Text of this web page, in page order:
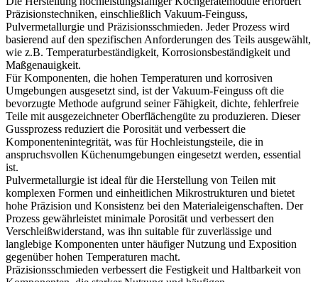
Präzisionstechniken, einschließlich Vakuum-Feinguss,
Pulvermetallurgie und Präzisionsschmieden. Jeder Prozess wird
basierend auf den spezifischen Anforderungen des Teils ausgewählt,
wie z.B. Temperaturbeständigkeit, Korrosionsbeständigkeit und
Maßgenauigkeit.
Für Komponenten, die hohen Temperaturen und korrosiven
Umgebungen ausgesetzt sind, ist der Vakuum-Feinguss oft die
bevorzugte Methode aufgrund seiner Fähigkeit, dichte, fehlerfreie
Teile mit ausgezeichneter Oberflächengüte zu produzieren. Dieser
Gussprozess reduziert die Porosität und verbessert die
Komponentenintegrität, was für Hochleistungsteile, die in
anspruchsvollen Küchenumgebungen eingesetzt werden, essential
ist.
Pulvermetallurgie ist ideal für die Herstellung von Teilen mit
komplexen Formen und einheitlichen Mikrostrukturen und bietet
hohe Präzision und Konsistenz bei den Materialeigenschaften. Der
Prozess gewährleistet minimale Porosität und verbessert den
Verschleißwiderstand, was ihn suitable für zuverlässige und
langlebige Komponenten unter häufiger Nutzung und Exposition
gegenüber hohen Temperaturen macht.
Präzisionsschmieden verbessert die Festigkeit und Haltbarkeit von